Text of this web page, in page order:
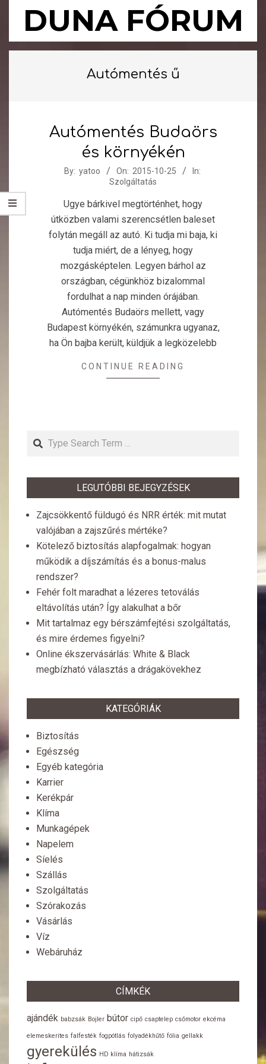
DUNA FÓRUM
Primary
Autómentés ű
Autómentés Budaörs
és környékén
2015-By: yatoo On: 2015-10-25
In:
Szolgáltatás
Ugye bárkivel megtörténhet, hogy
útközben valami szerencsétlen baleset
folytán megáll az autó. Ki tudja mi baja, ki
tudja miért, de a lényeg, hogy
mozgásképtelen. Legyen bárhol az
országban, cégünkhöz bizalommal
fordulhat a nap minden órájában.
Autómentés Budaörs mellett, vagy
Budapest környékén, számunkra ugyanaz,
ha Ön bajba került, küldjük a legközelebb
CONTINUE READING
Search
LEGUTÓBBI BEJEGYZÉSEK
Zajcsökkentő füldugó és NRR érték: mit mutat
valójában a zajszűrés mértéke?
Kötelező biztosítás alapfogalmak: hogyan
működik a díjszámítás és a bonus-malus
rendszer?
Fehér folt maradhat a lézeres tetoválás
eltávolítás után? Így alakulhat a bőr
Mit tartalmaz egy bérszámfejtési szolgáltatás,
és mire érdemes figyelni?
Online ékszervásárlás: White & Black
megbízható választás a drágakövekhez
KATEGÓRIÁK
Biztosítás
Egészség
Egyéb kategória
Karrier
Kerékpár
Klíma
Munkagépek
Napelem
Síelés
Szállás
Szolgáltatás
Szórakozás
Vásárlás
Víz
Webáruház
CÍMKÉK
ajándék babzsák Bojler bútor cipő csaptelep csőmotor ekcéma
elemeskerites falfesték fogpótlás folyadékhűtő fólia gellakk
gyerekülés HD klíma hátizsák